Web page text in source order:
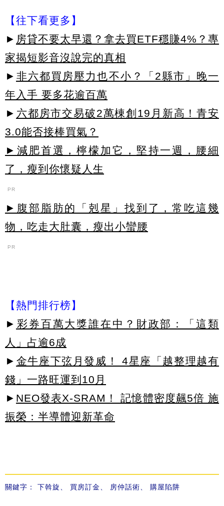
【往下看更多】
► 房貸不要太早還？拿去買ETF穩賺4%？專
家揭短影音沒說完的真相
► 非六都買房壓力也不小？「2縣市」晚一
年入手 要多花逾百萬
► 六都房市交易破2萬棟創19月新高！青安
3.0能否接棒買氣？
►減肥首選，檸檬加它，堅持一週，腰細
了，瘦到你懷疑人生
PR
►腹部脂肪的「剋星」找到了，常吃這幾
物，吃走大肚囊，瘦出小蠻腰
PR
【熱門排行榜】
► 彩券百萬大獎誰在中？財政部：「這類
人」占逾6成
► 金牛座下弦月發威！ 4星座「越整理越有
錢」一路旺運到10月
► NEO發表X-SRAM！ 記憶體密度飆5倍 施
振榮：半導體迎新革命
關鍵字： 下斡旋 買房訂金 房仲話術 購屋陷阱